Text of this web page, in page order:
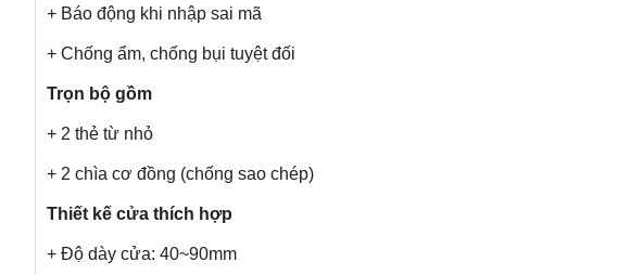
+ Báo động khi nhập sai mã
+ Chống ẩm, chống bụi tuyệt đối
Trọn bộ gồm
+ 2 thẻ từ nhỏ
+ 2 chìa cơ đồng (chống sao chép)
Thiết kế cửa thích hợp
+ Độ dày cửa: 40~90mm